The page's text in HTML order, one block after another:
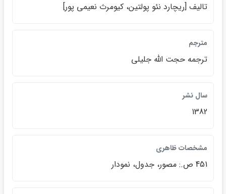
تاليف [ريچارد نئو پولتين، كيومرث نعيمي پور]
مترجم
ترجمه حجت الله جليلي
سال نشر
1382
مشخصات ظاهري
451 ص.: مصور، جدول، نمودار